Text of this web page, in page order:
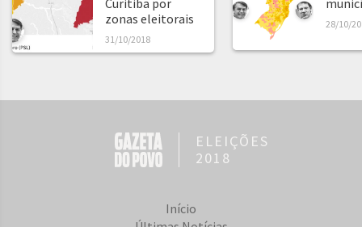
zonas eleitorais
31/10/2018
28/10/
ELEIÇÕES
2018
Início